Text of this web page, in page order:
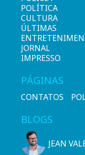
POLÍTICA
CULTURA
ÚLTIMAS
JORNAL
IMPRESSO
PÁGINAS
CONTATOS
BLOGS
JEAN